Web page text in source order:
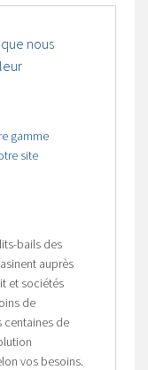
nous
gamme
site
bails des
auprès
et sociétés
de
centaines de
vos besoins.